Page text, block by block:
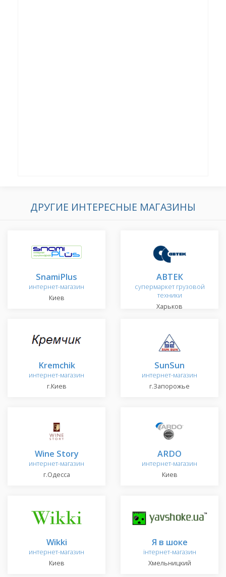
ДРУГИЕ ИНТЕРЕСНЫЕ МАГАЗИНЫ
SnamiPlus
интернет-магазин
Киев
АВТЕК
супермаркет грузовой
техники
Харьков
Kremchik
интернет-магазин
г.Киев
SunSun
интернет-магазин
г.Запорожье
Wine Story
интернет-магазин
г.Одесса
ARDO
интернет-магазин
Киев
Wikki
интернет-магазин
Киев
Я в шоке
інтернет-магазин
Хмельницкий